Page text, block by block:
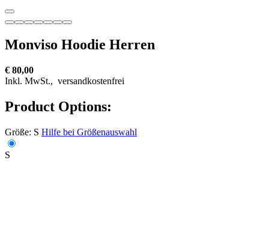
Monviso Hoodie Herren
€ 80,00
Inkl. MwSt., versandkostenfrei
Product Options:
Größe: S Hilfe bei Größenauswahl
S